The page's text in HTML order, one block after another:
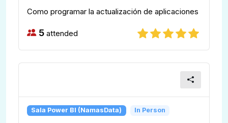
Como programar la actualización de aplicaciones
5 attended
Sala Power BI (NamasData) In Person